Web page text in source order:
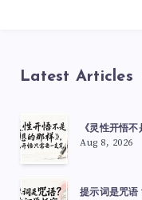
Latest Articles
《灵性开悟
Aug 8, 2026
提示词是咒语